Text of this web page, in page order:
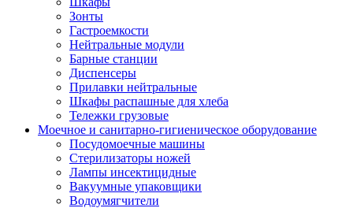
Зонты
Гастроемкости
Нейтральные модули
Барные станции
Диспенсеры
Прилавки нейтральные
Шкафы распашные для хлеба
Тележки грузовые
Моечное и санитарно-гигиеническое оборудование
Посудомоечные машины
Стерилизаторы ножей
Лампы инсектицидные
Вакуумные упаковщики
Водоумягчители